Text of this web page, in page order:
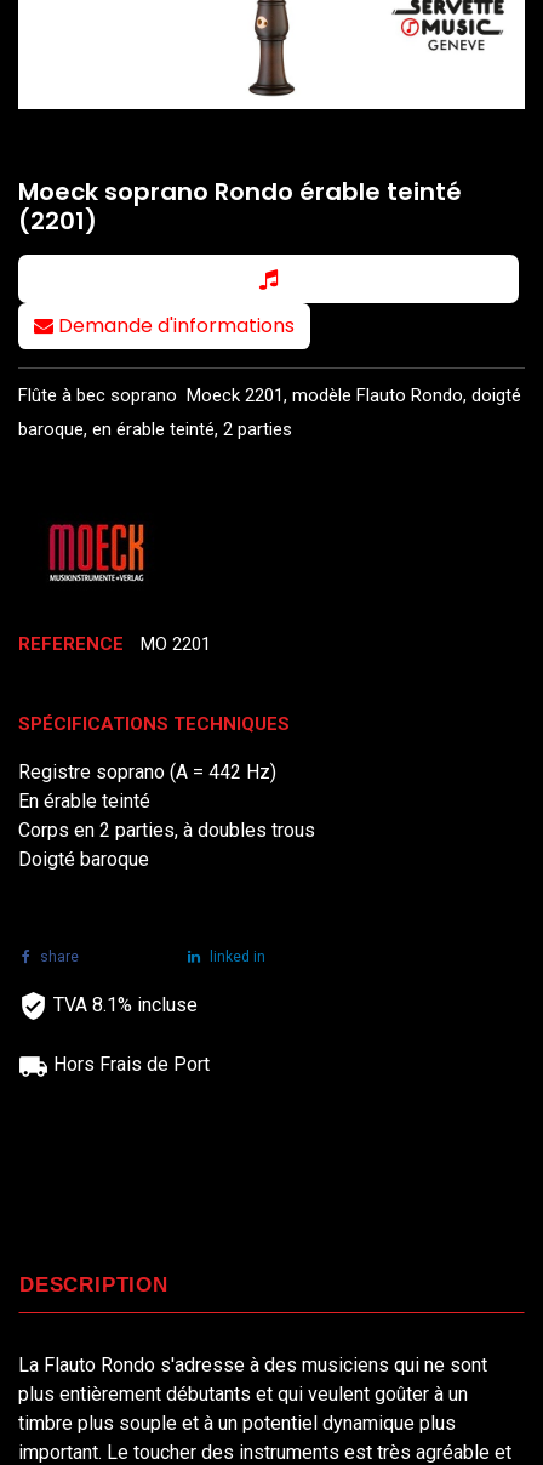
Moeck soprano Rondo érable teinté
(2201)
Demande d'informations
Flûte à bec soprano Moeck 2201, modèle Flauto Rondo, doigté
baroque, en érable teinté, 2 parties
REFERENCE MO 2201
SPÉCIFICATIONS TECHNIQUES
Registre soprano (A = 442 Hz)
En érable teinté
Corps en 2 parties, à doubles trous
Doigté baroque
share linked in
TVA 8.1% incluse
Hors Frais de Port
DESCRIPTION
La Flauto Rondo s'adresse à des musiciens qui ne sont
plus entièrement débutants et qui veulent goûter à un
timbre plus souple et à un potentiel dynamique plus
important. Le toucher des instruments est très agréable et